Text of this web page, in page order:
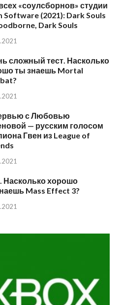
«соулсборнов» студии
Software (2021): Dark Souls
Dark Souls
сложный тест. Насколько
ты знаешь Mortal
с Любовью
— русским голосом
Гвен из League of
Насколько хорошо
Mass Effect 3?